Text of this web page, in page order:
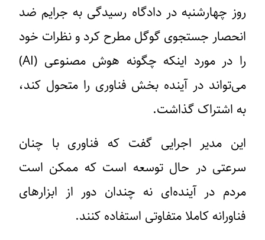
روز چهارشنبه در دادگاه رسیدگی به جرایم ضد
انحصار جستجوی گوگل مطرح کرد و نظرات خود
را در مورد اینکه چگونه هوش مصنوعی (AI)
می‌تواند در آینده بخش فناوری را متحول کند،
به اشتراک گذاشت.
این مدیر اجرایی گفت که فناوری با چنان
سرعتی در حال توسعه است که ممکن است
مردم در آینده‌ای نه چندان دور از ابزارهای
فناورانه کاملا متفاوتی استفاده کنند.